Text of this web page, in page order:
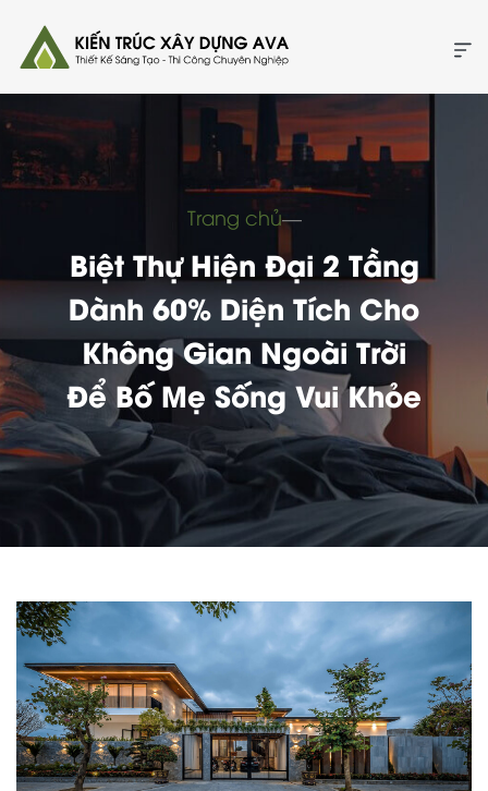
Trang chủ―
Biệt Thự Hiện Đại 2 Tầng
Dành 60% Diện Tích Cho
Không Gian Ngoài Trời
Để Bố Mẹ Sống Vui Khỏe